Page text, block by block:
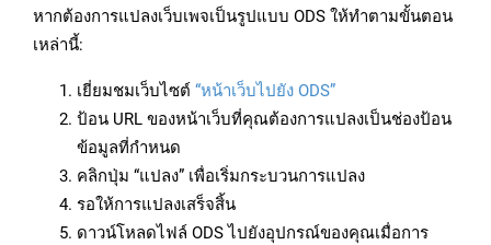
หากต้องการแปลงเว็บเพจเป็นรูปแบบ ODS ให้ทำตามขั้นตอน
เหล่านี้:
เยี่ยมชมเว็บไซต์ “หน้าเว็บไปยัง ODS”
ป้อน URL ของหน้าเว็บที่คุณต้องการแปลงเป็นช่องป้อน
ข้อมูลที่กำหนด
คลิกปุ่ม “แปลง” เพื่อเริ่มกระบวนการแปลง
รอให้การแปลงเสร็จสิ้น
ดาวน์โหลดไฟล์ ODS ไปยังอุปกรณ์ของคุณเมื่อการ